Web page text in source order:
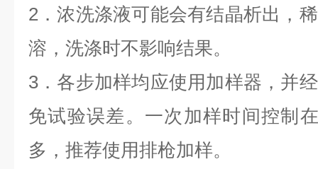
2．浓洗涤液可能会有结晶析出，
溶 ，洗涤时不影响结果。
3．各步加样均应使用加样器，并
免试验误差。一次加样时间控制
多，推荐使用排枪加样。